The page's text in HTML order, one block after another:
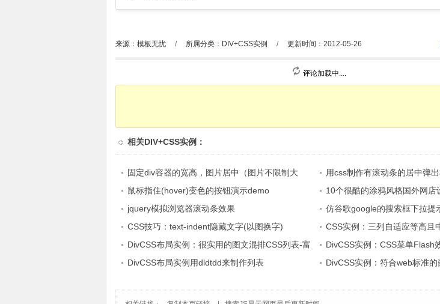
来源：模板无忧 / 所属分类： DIV+CSS实例 / 更新时间：2012-05-26
评论加载中....
相关DIV+CSS实例 ：
固定div容器的宽高，图片居中（图片不限制大
小）
用css制作有滚动条的居中弹
鼠标指住(hover)变色的按钮演示demo
10个很酷的涂鸦风格国外网店
jquery模拟浏览器滚动条效果
仿谷歌google的搜索框下拉提
CSS技巧：text-indent隐藏文字(以图换字)
CSS实例：三列自适应等高且
DivCSS布局实例：很实用的图文混排CSS列表-富
有语义
DivCSS实例：CSS菜单Flash
DivCSS布局实例用dldtdd来制作列表
DivCSS实例：符合web标准